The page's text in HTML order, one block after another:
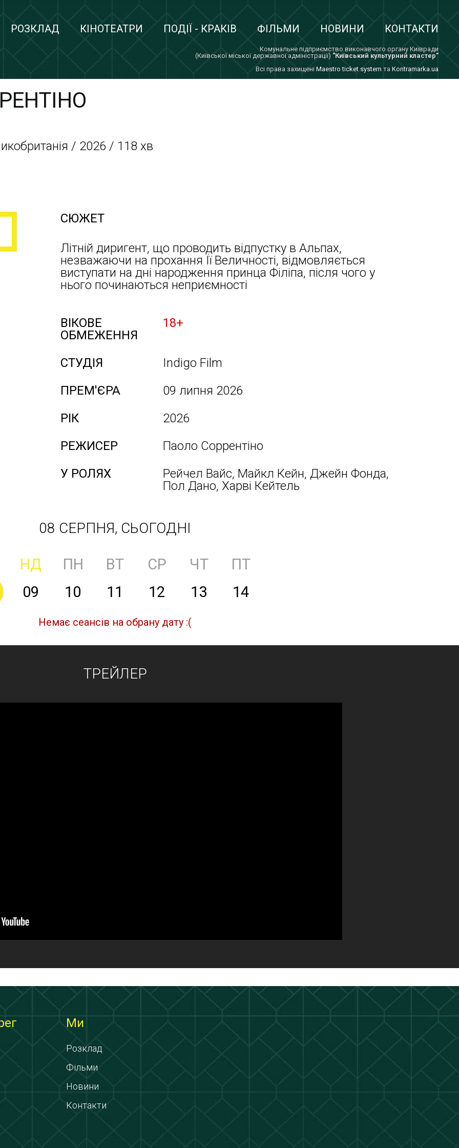
РОЗКЛАД КІНОТЕАТРИ ПОДІЇ - КРАКІВ ФІЛЬМИ НОВИНИ КОНТАКТИ
Комунальне підприємство виконавчого органу Київради
(Київської міської державної адміністрації) "Київський культурний кластер"
Всi права захищенi Maestro ticket system та Kontramarka.ua
/ 2026 / 118 хв
СЮЖЕТ
Літній диригент, що проводить відпустку в Альпах,
незважаючи на прохання Її Величності, відмовляється
виступати на дні народження принца Філіпа, після чого у
нього починаються неприємності
ВІКОВЕ
ОБМЕЖЕННЯ
18+
СТУДІЯ
Indigo Film
ПРЕМ'ЄРА
09 липня 2026
РІК
2026
РЕЖИСЕР
Паоло Соррентіно
У РОЛЯХ
Рейчел Вайс, Майкл Кейн, Джейн Фонда,
Пол Дано, Харві Кейтель
08 СЕРПНЯ, СЬОГОДНІ
НД ПН ВТ СР ЧТ
ПТ
09 10 11 12 13 14
Немає сеансів на обрану дату :(
ТРЕЙЛЕР
Ми
Розклад
Фільми
Новини
Контакти